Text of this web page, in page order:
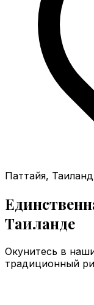
Паттайя, Таиланд
Таиланде
Окунитесь в
традиционный